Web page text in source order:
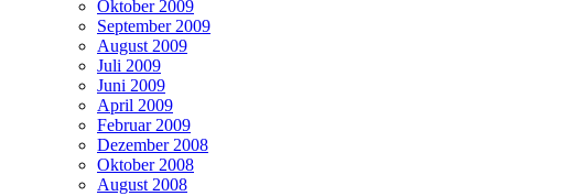
Oktober 2009
September 2009
August 2009
Juli 2009
Juni 2009
April 2009
Februar 2009
Dezember 2008
Oktober 2008
August 2008